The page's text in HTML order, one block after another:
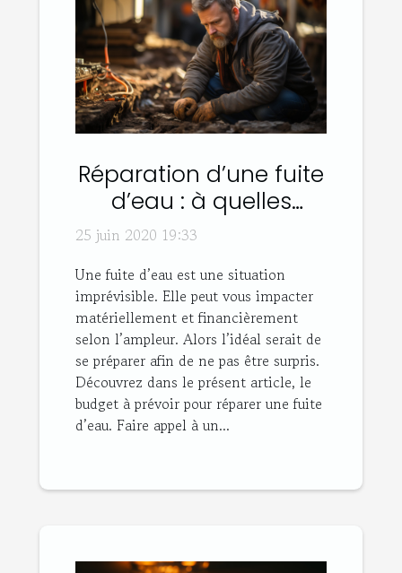
Réparation d’une fuite
d’eau : à quelles
dépenses s’attendre ?
25 juin 2020 19:33
Une fuite d’eau est une situation
imprévisible. Elle peut vous impacter
matériellement et financièrement
selon l’ampleur. Alors l’idéal serait de
se préparer afin de ne pas être surpris.
Découvrez dans le présent article, le
budget à prévoir pour réparer une fuite
d’eau. Faire appel à un...